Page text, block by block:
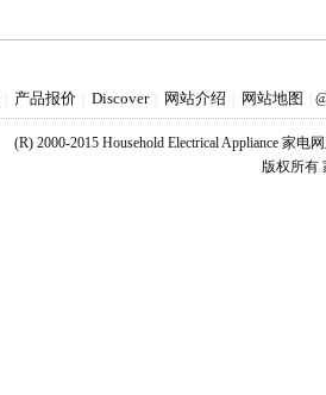
产品报价 Discover 网站介绍 网站地图
(R) 2000-2015 Household Electrical Appliance 家电
版权所有